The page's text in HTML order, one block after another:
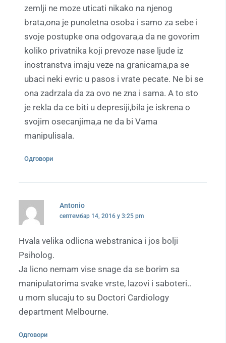
zemlji ne moze uticati nikako na njenog
brata,ona je punoletna osoba i samo za sebe i
svoje postupke ona odgovara,a da ne govorim
koliko privatnika koji prevoze nase ljude iz
inostranstva imaju veze na granicama,pa se
ubaci neki evric u pasos i vrate pecate. Ne bi se
ona zadrzala da za ovo ne zna i sama. A to sto
je rekla da ce biti u depresiji,bila je iskrena o
svojim osecanjima,a ne da bi Vama
manipulisala.
Одговори
Antonio
септембар 14, 2016 у 3:25 pm
Hvala velika odlicna webstranica i jos bolji
Psiholog.
Ja licno nemam vise snage da se borim sa
manipulatorima svake vrste, lazovi i saboteri..
u mom slucaju to su Doctori Cardiology
department Melbourne.
Одговори